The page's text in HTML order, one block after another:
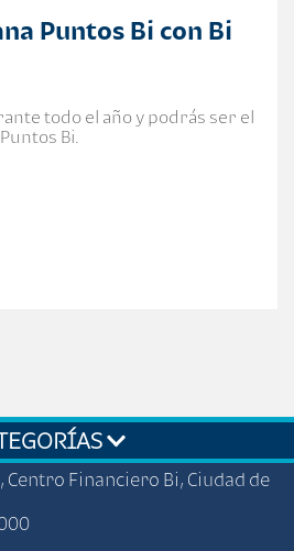
Puntos Bi con Bi
todo el año y podrás ser el
Bi.
Centro Financiero Bi, Ciudad de